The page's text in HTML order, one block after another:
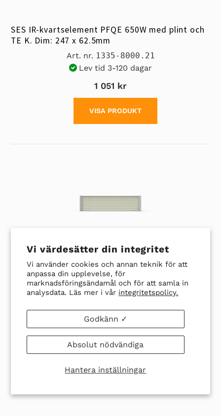
Vi värdesätter din integritet
Vi använder cookies och annan teknik för att
anpassa din upplevelse, för
marknadsföringsändamål och för att samla in
analysdata. Läs mer i vår integritetspolicy.
Hantera inställningar
Godkänn ✓
Absolut nödvändiga
SES IR-kvartselement PFQE 650W med plint och
TE K. Dim: 247 x 62.5mm
Art. nr. 1335-8000.21
Lev tid 3-120 dagar
1 051 kr
VISA PRODUKT
SES IR-kvartselement PFQE 750W med plint och
TE K. Dim: 247 x 62.5mm
Art. nr. 1335-8000.22
Lev tid 3-120 dagar
1 051 kr